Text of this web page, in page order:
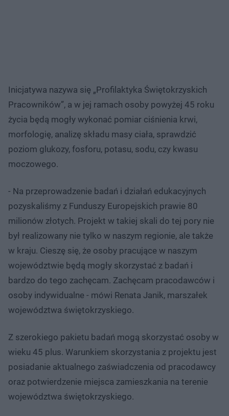
Inicjatywa nazywa się „Profilaktyka Świętokrzyskich
Pracowników”, a w jej ramach osoby powyżej 45 roku
życia będą mogły wykonać pomiar ciśnienia krwi,
morfologię, analizę składu masy ciała, sprawdzić
poziom glukozy, fosforu, potasu, sodu, czy kwasu
moczowego.
- Na przeprowadzenie badań i działań edukacyjnych
pozyskaliśmy z Funduszy Europejskich prawie 80
milionów złotych. Projekt w takiej skali do tej pory nie
był realizowany nie tylko w naszym regionie, ale także
w kraju. Cieszę się, że osoby pracujące w naszym
województwie będą mogły skorzystać z badań i
bardzo do tego zachęcam. Zachęcam pracodawców i
osoby indywidualne - mówi Renata Janik, marszałek
województwa świętokrzyskiego.
Z szerokiego pakietu badań mogą skorzystać osoby w
wieku 45 plus. Warunkiem skorzystania z projektu jest
posiadanie aktualnego zaświadczenia od pracodawcy
oraz potwierdzenie miejsca zamieszkania na terenie
województwa świętokrzyskiego.